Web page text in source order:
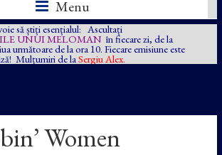
Menu
să știți esențialul: Ascultați
UNUI MELOMAN în fiecare zi, de la
următoare de la ora 10. Fiecare emisiune este
Mulțumiri de la Sergiu Alex.
Women